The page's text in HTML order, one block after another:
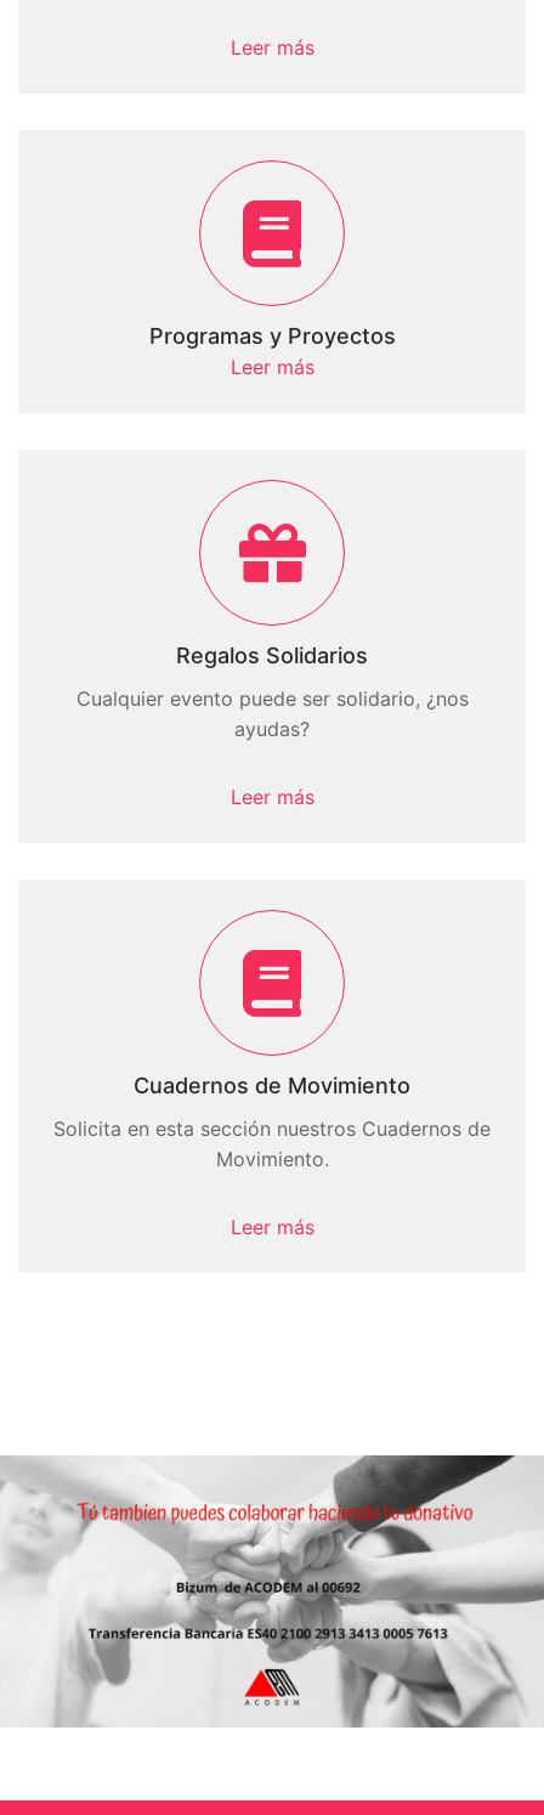
Leer más
Programas y Proyectos
Leer más
Regalos Solidarios
Cualquier evento puede ser solidario, ¿nos
ayudas?
Leer más
Cuadernos de Movimiento
Solicita en esta sección nuestros Cuadernos de
Movimiento.
Leer más